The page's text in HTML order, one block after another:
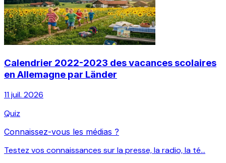
Calendrier 2022-2023 des vacances scolaires
en Allemagne par Länder
11 juil. 2026
Quiz
Connaissez-vous les médias ?
Testez vos connaissances sur la presse, la radio, la té...